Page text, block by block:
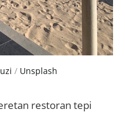
/ Unsplash
restoran tepi